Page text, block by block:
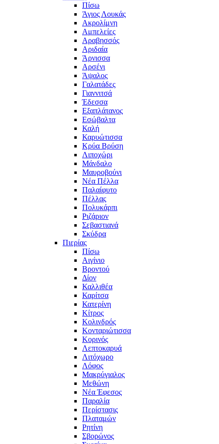
Πίσω
Άγιος Λουκάς
Ακρολίμνη
Αμπελείες
Αραβησσός
Αριδαία
Άρνισσα
Αρσένι
Άψαλος
Γαλατάδες
Γιαννιτσά
Έδεσσα
Εξαπλάτανος
Εσώβαλτα
Καλή
Καρυώτισσα
Κρύα Βρύση
Λιποχώρι
Μάνδαλο
Μαυροβούνι
Νέα Πέλλα
Παλαίφυτο
Πέλλας
Πολυκάρπι
Ριζάριον
Σεβαστιανά
Σκύδρα
Πιερίας
Πίσω
Αιγίνιο
Βροντού
Δίον
Καλλιθέα
Καρίτσα
Κατερίνη
Κίτρος
Κολινδρός
Κονταριώτισσα
Κορινός
Λεπτοκαρυά
Λιτόχωρο
Λόφος
Μακρύγιαλος
Μεθώνη
Νέα Έφεσος
Παραλία
Περίστασις
Πλαταμών
Ρητίνη
Σβορώνος